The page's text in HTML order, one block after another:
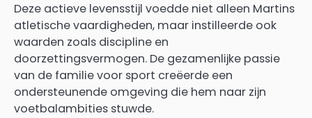
Deze actieve levensstijl voedde niet alleen Martins
atletische vaardigheden, maar instilleerde ook
waarden zoals discipline en
doorzettingsvermogen. De gezamenlijke passie
van de familie voor sport creëerde een
ondersteunende omgeving die hem naar zijn
voetbalambities stuwde.